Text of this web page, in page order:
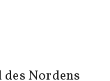
Nordens